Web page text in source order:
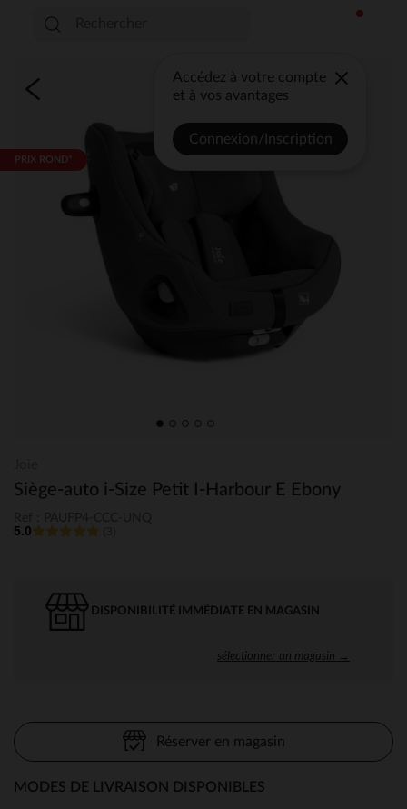
Accédez à votre compte
et à vos avantages
Connexion/Inscription
PRIX ROND*
Siège-auto i-Size Petit I-Harbour E Ebony
5.0
DISPONIBILITÉ IMMÉDIATE EN MAGASIN
sélectionner un magasin →
Réserver en magasin
MODES DE LIVRAISON DISPONIBLES